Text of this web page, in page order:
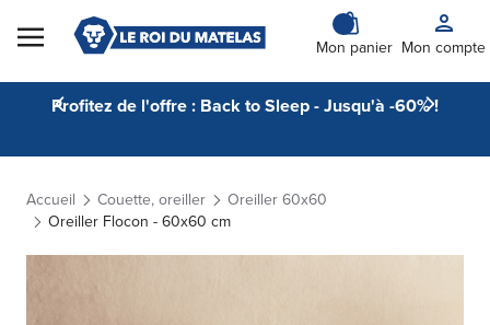
Skip to Content
Mon panier Mon compte
Profitez de l'offre : Back to Sleep - Jusqu'à -60% !
Accueil Couette, oreiller
Oreiller 60x60
Oreiller Flocon - 60x60 cm